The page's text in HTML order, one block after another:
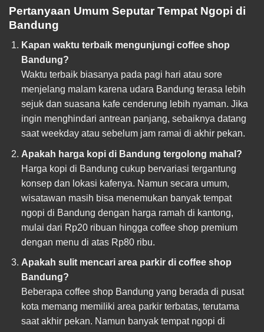
Pertanyaan Umum Seputar Tempat Ngopi di
Bandung
Kapan waktu terbaik mengunjungi coffee shop
Bandung?
Waktu terbaik biasanya pada pagi hari atau sore
menjelang malam karena udara Bandung terasa lebih
sejuk dan suasana kafe cenderung lebih nyaman. Jika
ingin menghindari antrean panjang, sebaiknya datang
saat weekday atau sebelum jam ramai di akhir pekan.
Apakah harga kopi di Bandung tergolong mahal?
Harga kopi di Bandung cukup bervariasi tergantung
konsep dan lokasi kafenya. Namun secara umum,
wisatawan masih bisa menemukan banyak tempat
ngopi di Bandung dengan harga ramah di kantong,
mulai dari Rp20 ribuan hingga coffee shop premium
dengan menu di atas Rp80 ribu.
Apakah sulit mencari area parkir di coffee shop
Bandung?
Beberapa coffee shop Bandung yang berada di pusat
kota memang memiliki area parkir terbatas, terutama
saat akhir pekan. Namun banyak tempat ngopi di